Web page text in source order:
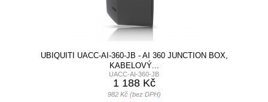
UBIQUITI UACC-AI-360-JB - AI 360 JUNCTION BOX,
KABELOVÝ...
UACC-AI-360-JB
1 188 Kč
982 Kč (bez DPH)